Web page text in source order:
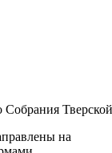
Собрания
на